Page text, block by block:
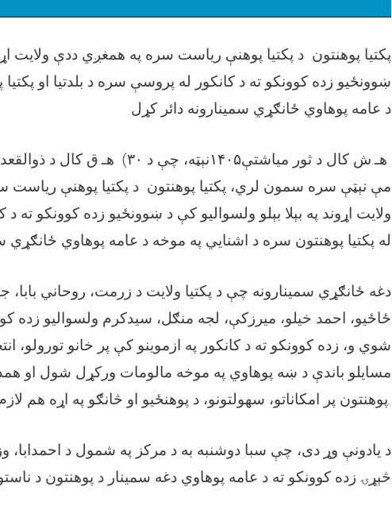
پکتیا پوهنتون د پکتیا پوهنې ریاست سره په همغږي ددې ولایت
ښوونځیو زده کوونکو ته د کانکور له پروسې سره د بلدتیا او
د عامه پوهاوي ځانګړي سمینارونه دائر کړل
هـ.ق کال د ۳۰) نېټه، چې د۱۴۰۵هـ.ش کال د ثور میاشتې
مې نېټې سره سمون لري، پکتیا پوهنتون د پکتیا پوهنې
ولایت اړوند په بېلا بېلو ولسوالیو کې د ښوونځیو زده کوونکو ته
له پکتیا پوهنتون سره د اشنایي په موخه د عامه پوهاوي ځانګړي
دغه ځانګړي سمینارونه چې د پکتیا ولایت د زرمت، روحاني بابا،
ځاځیو، احمد خیلو، میرزکې، لجه منګل، سیدکرم ولسوالیو زده
شوي و، زده کوونکو ته د کانکور په ازموینو کې پر خانو تورولو،
مسایلو باندې د ښه پوهاوي په موخه مالومات ورکړل شول او
پوهنتون پر امکاناتو، سهولتونو، د پوهنځیو او څانګو په اړه هم.
د یادونې وړ دی، چې سبا دوشنبه به د مرکز په شمول د
څېړۍ زده کوونکو ته د عامه پوهاوي دغه سمینار د پوهنتون د